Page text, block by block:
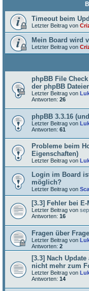
Timeout beim
Letzter Beitrag von
Mein Board wird
Letzter Beitrag von
phpBB File
der phpBB
Letzter Beitrag von
Antworten: 26
phpBB 3.3.16
Letzter Beitrag von
Antworten: 61
Probleme beim
Eigenschaften)
Letzter Beitrag von
Login im Board
möglich?
Letzter Beitrag von
[3.3] Fehler bei E-
Letzter Beitrag von
Antworten: 16
Fragen über
Letzter Beitrag von
Antworten: 2
[3.3] Nach
nicht mehr zum
Letzter Beitrag von
Antworten: 14